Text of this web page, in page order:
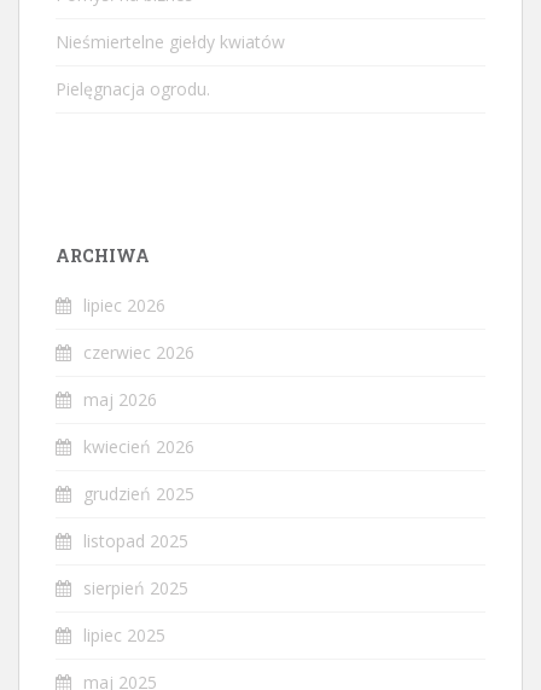
Nieśmiertelne giełdy kwiatów
Pielęgnacja ogrodu.
ARCHIWA
lipiec 2026
czerwiec 2026
maj 2026
kwiecień 2026
grudzień 2025
listopad 2025
sierpień 2025
lipiec 2025
maj 2025